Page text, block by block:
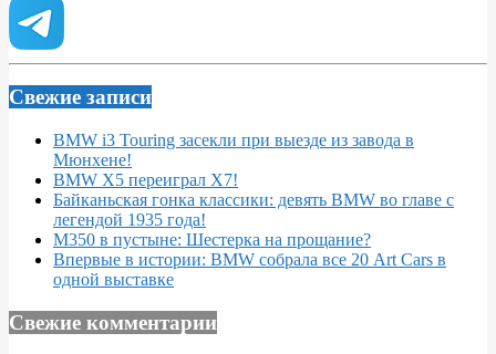
Свежие записи
BMW i3 Touring засекли при выезде из завода в
Мюнхене!
BMW X5 переиграл X7!
Байканьская гонка классики: девять BMW во главе с
легендой 1935 года!
M350 в пустыне: Шестерка на прощание?
Впервые в истории: BMW собрала все 20 Art Cars в
одной выставке
Свежие комментарии